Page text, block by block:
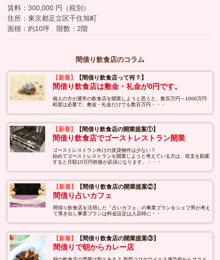
賃料：300,000 円（税別）
住所：東京都足立区千住旭町
面積：約10坪 階数：2階
間借り飲食店のコラム
【新着】 【間借り飲食店って何？】
間借り飲食店は敷金・礼金が0円です。
個人の方が通常の飲食店を開業しようと思うと、数百万円～1000万円
程度は必要で、敷金・礼金だけでも数百万円・・・
【新着】 【間借り飲食店の開業提案①】
間借り飲食店でゴーストレストラン開業
ゴーストレストラン向けの賃貸物件は少ない？
始めてゴーストレストランを開業しようと考えている方は、収支を勘案
すると月額10万円前後が必須になります。・・・
【新着】 【間借り飲食店の開業提案②】
間借り占いカフェ
間借り飲食店を活用した「占いカフェ」の事業プランをシェフ男が考え
て導き出し事業プランは料金設定は入店時に・・
【新着】 【間借り飲食店の開業提案③】
間借りで朝からカレー店